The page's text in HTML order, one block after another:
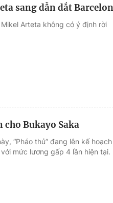
sang dẫn dắt
Arteta không có ý định rời
cho Bukayo Saka
“Pháo thủ” đang lên kế hoạch
mức lương gấp 4 lần hiện tại.